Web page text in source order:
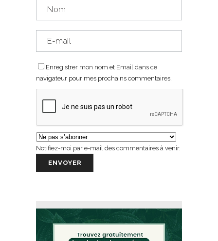
Enregistrer mon nom et Email dans ce
navigateur pour mes prochains commentaires.
Notifiez-moi par e-mail des commentaires à venir.